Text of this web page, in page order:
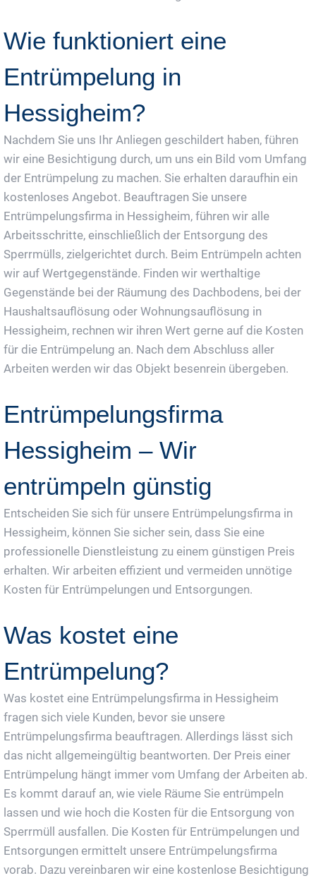
Wie funktioniert eine
Entrümpelung in
Hessigheim?
Nachdem Sie uns Ihr Anliegen geschildert haben, führen
wir eine Besichtigung durch, um uns ein Bild vom Umfang
der Entrümpelung zu machen. Sie erhalten daraufhin ein
kostenloses Angebot. Beauftragen Sie unsere
Entrümpelungsfirma in Hessigheim, führen wir alle
Arbeitsschritte, einschließlich der Entsorgung des
Sperrmülls, zielgerichtet durch. Beim Entrümpeln achten
wir auf Wertgegenstände. Finden wir werthaltige
Gegenstände bei der Räumung des Dachbodens, bei der
Haushaltsauflösung oder Wohnungsauflösung in
Hessigheim, rechnen wir ihren Wert gerne auf die Kosten
für die Entrümpelung an. Nach dem Abschluss aller
Arbeiten werden wir das Objekt besenrein übergeben.
Entrümpelungsfirma
Hessigheim – Wir
entrümpeln günstig
Entscheiden Sie sich für unsere Entrümpelungsfirma in
Hessigheim, können Sie sicher sein, dass Sie eine
professionelle Dienstleistung zu einem günstigen Preis
erhalten. Wir arbeiten effizient und vermeiden unnötige
Kosten für Entrümpelungen und Entsorgungen.
Was kostet eine
Entrümpelung?
Was kostet eine Entrümpelungsfirma in Hessigheim
fragen sich viele Kunden, bevor sie unsere
Entrümpelungsfirma beauftragen. Allerdings lässt sich
das nicht allgemeingültig beantworten. Der Preis einer
Entrümpelung hängt immer vom Umfang der Arbeiten ab.
Es kommt darauf an, wie viele Räume Sie entrümpeln
lassen und wie hoch die Kosten für die Entsorgung von
Sperrmüll ausfallen. Die Kosten für Entrümpelungen und
Entsorgungen ermittelt unsere Entrümpelungsfirma
vorab. Dazu vereinbaren wir eine kostenlose Besichtigung